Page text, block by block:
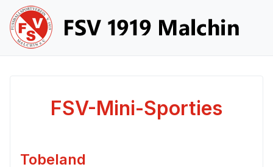
FSV-Mini-Sporties
Tobeland